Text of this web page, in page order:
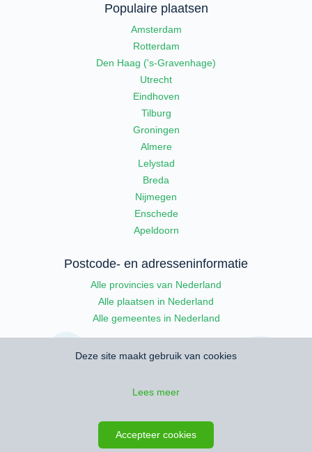
Populaire plaatsen
Amsterdam
Rotterdam
Den Haag ('s-Gravenhage)
Utrecht
Eindhoven
Tilburg
Groningen
Almere
Lelystad
Breda
Nijmegen
Enschede
Apeldoorn
Postcode- en adresseninformatie
Alle provincies van Nederland
Alle plaatsen in Nederland
Alle gemeentes in Nederland
Cookies
Deze site maakt gebruik van cookies
Lees meer
Accepteer cookies